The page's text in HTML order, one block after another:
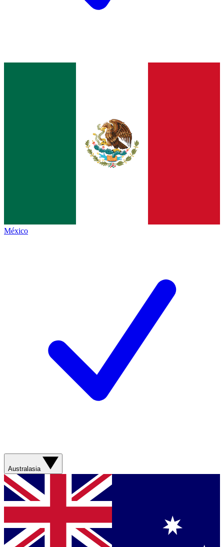
México
Australasia